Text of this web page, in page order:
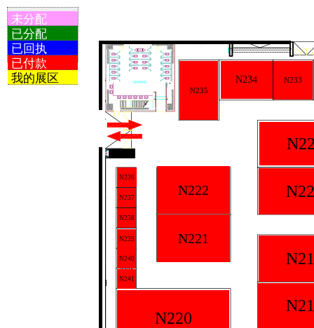
未分配
已分配
已回执
已付款
我的展区
N235
N222
N221
N220
N233
N234
N236
N237
N238
N239
N240
2231
N241